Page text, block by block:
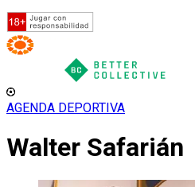
AGENDA DEPORTIVA
Walter Safarián